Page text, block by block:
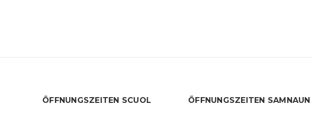
ÖFFNUNGSZEITEN SCUOL ÖFFNUNGSZEITEN SAMNAUN